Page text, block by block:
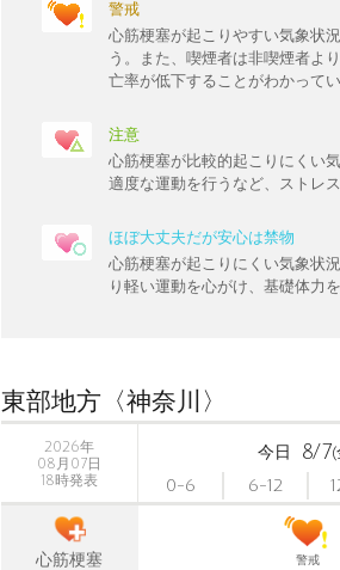
警戒
心筋梗塞が起こりやすい気象状
う。また、喫煙者は非喫煙者よ
亡率が低下することがわかって
注意
心筋梗塞が比較的起こりにくい
適度な運動を行うなど、ストレ
ほぼ大丈夫だが安心は禁物
心筋梗塞が起こりにくい気象状
り軽い運動を心がけ、基礎体力
東部地方〈神奈川〉
2026年
08月07日
18時発表
今日 8/7(
0-6
6-12
心筋梗塞 警戒